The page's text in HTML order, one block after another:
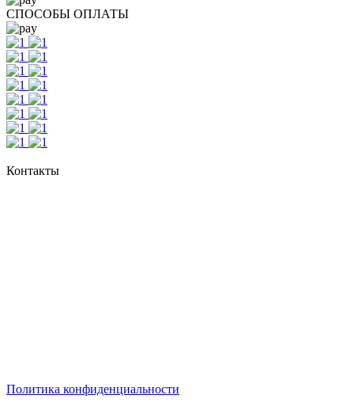
СПОСОБЫ ОПЛАТЫ
Контакты
Политика конфиденциальности